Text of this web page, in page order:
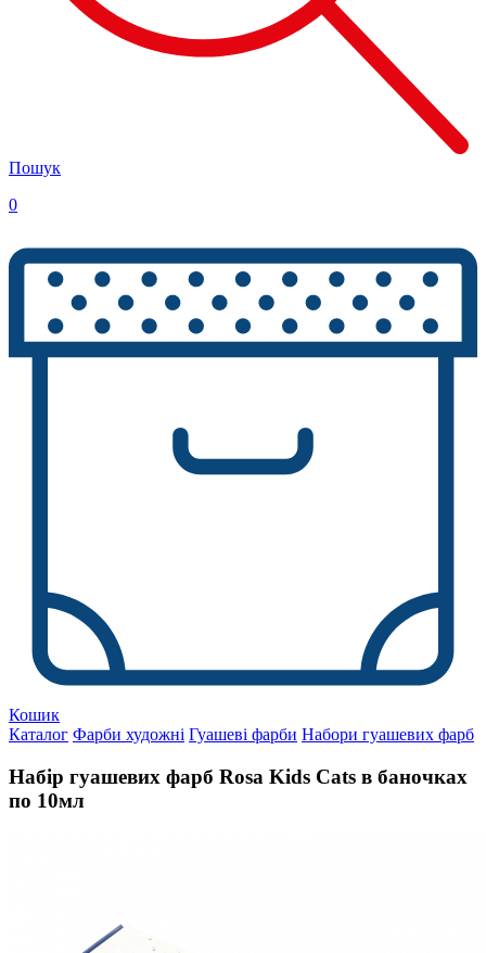
Пошук
0
Кошик
Каталог Фарби художні Гуашеві фарби Набори гуашевих фарб
Набір гуашевих фарб Rosa Kids Cats в баночках
по 10мл